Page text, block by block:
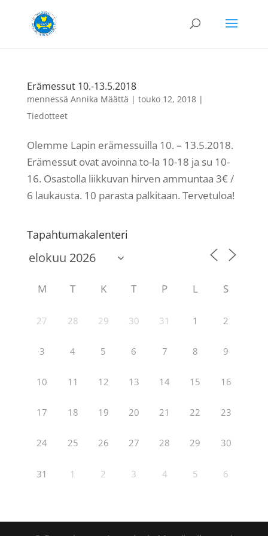
Erämessut 10.-13.5.2018
mennessä Annika Määttä | touko 12, 2018|
Tiedotteet
Olemme Lapin erämessuilla 10. – 13.5.2018.
Erämessut ovat avoinna to-la 10-18 ja su 10-
16. Osastolla liikkuvan hirven ammuntaa 3€ /
6 laukausta. 10 parasta palkitaan. Tervetuloa!
Tapahtumakalenteri
M T K T P L S
27 28 29 30 31 1 2
3 4 5 6 7 8 9
10 11 12 13 14 15 16
17 18 19 20 21 22 23
24 25 26 27 28 29 30
31 1 2 3 4 5 6